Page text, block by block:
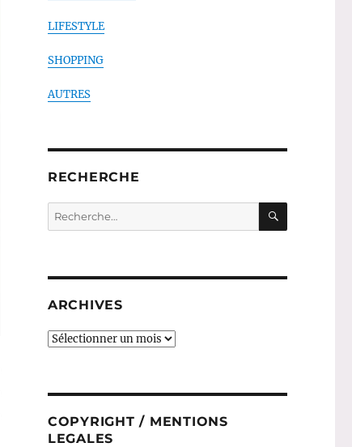
LIFESTYLE
SHOPPING
AUTRES
RECHERCHE
Recherche
pour :
ARCHIVES
ARCHIVES
COPYRIGHT / MENTIONS
LEGALES